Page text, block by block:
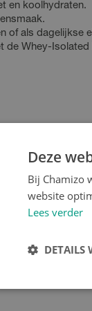
en koolhydraten.
of als dagelijkse
de Whey-Isolated
Deze
Bij Chamizo
website
Lees verder
DETAILS